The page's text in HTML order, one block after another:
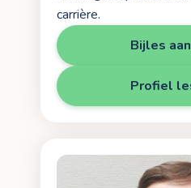
carrière.
Bijles
Profiel